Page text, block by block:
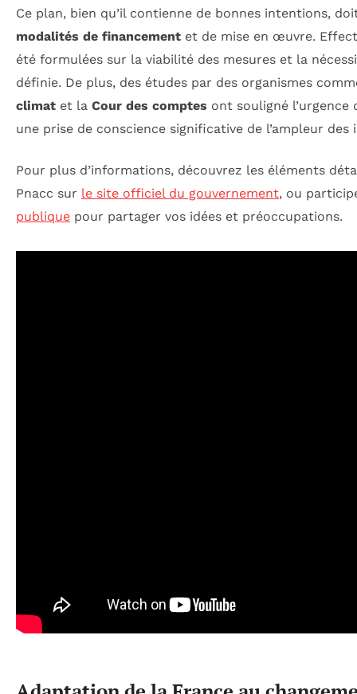
Ce plan, bien qu’il contienne de bonnes intentions,
modalités de financement et de mise en œuvre.
été formulées sur la viabilité des mesures et la
définie. De plus, des études par des organismes
climat et la Cour des comptes ont souligné
une prise de conscience significative de l’ampleur des
Pour plus d’informations, découvrez les éléments
Pnacc sur le site officiel du gouvernement, ou
publique pour partager vos idées et préoccupations.